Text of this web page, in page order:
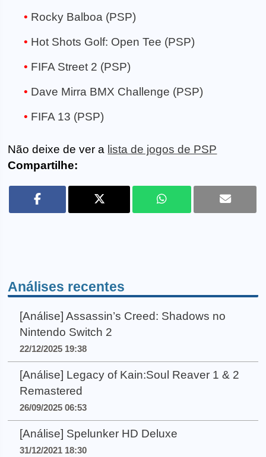
Rocky Balboa (PSP)
Hot Shots Golf: Open Tee (PSP)
FIFA Street 2 (PSP)
Dave Mirra BMX Challenge (PSP)
FIFA 13 (PSP)
Não deixe de ver a lista de jogos de PSP
Compartilhe:
Análises recentes
[Análise] Assassin’s Creed: Shadows no
Nintendo Switch 2
22/12/2025 19:38
[Análise] Legacy of Kain:Soul Reaver 1 & 2
Remastered
26/09/2025 06:53
[Análise] Spelunker HD Deluxe
31/12/2021 18:30